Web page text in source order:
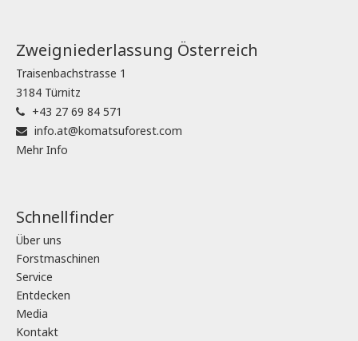
Zweigniederlassung Österreich
Traisenbachstrasse 1
3184 Türnitz
+43 27 69 84 571
info.at@komatsuforest.com
Mehr Info
Schnellfinder
Über uns
Forstmaschinen
Service
Entdecken
Media
Kontakt